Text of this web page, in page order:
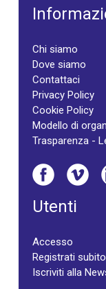
Chi siamo
Dove siamo
Contattaci
Privacy Policy
Cookie Policy
Modello di
Trasparenza -
Utenti
Accesso
Registrati subito
Iscriviti alla